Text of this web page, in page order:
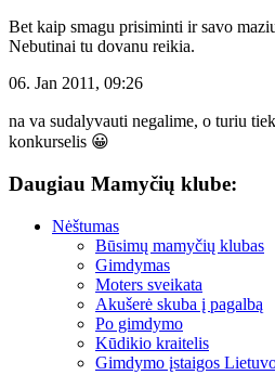
Bet kaip smagu prisiminti ir savo
Nebutinai tu dovanu reikia.
06. Jan 2011, 09:26
na va sudalyvauti negalime, o turiu
konkurselis 😀
Daugiau Mamyčių klube:
Nėštumas
Būsimų mamyčių klubas
Gimdymas
Moters sveikata
Akušerė skuba į pagalbą
Po gimdymo
Kūdikio kraitelis
Gimdymo įstaigos